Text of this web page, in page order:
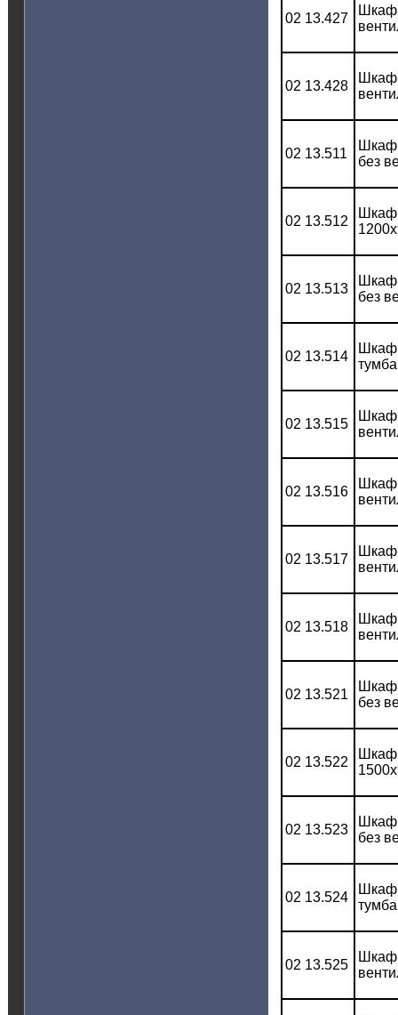
02 13.427
Шкаф
02 13.428
Шкаф
02 13.511
Шкаф
без
02 13.512
Шкаф
02 13.513
Шкаф
без
02 13.514
Шкаф
02 13.515
Шкаф
02 13.516
Шкаф
02 13.517
Шкаф
02 13.518
Шкаф
02 13.521
Шкаф
без
02 13.522
Шкаф
02 13.523
Шкаф
без
02 13.524
Шкаф
02 13.525
Шкаф